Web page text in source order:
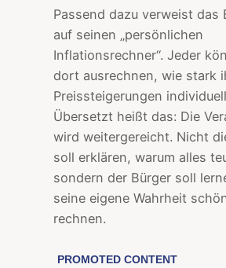
Passend dazu verweist das
auf seinen „persönlichen
Inflationsrechner“. Jeder
dort ausrechnen, wie stark
Preissteigerungen
Übersetzt heißt das: Die
wird weitergereicht. Nicht
soll erklären, warum alles
sondern der Bürger soll
seine eigene Wahrheit
rechnen.